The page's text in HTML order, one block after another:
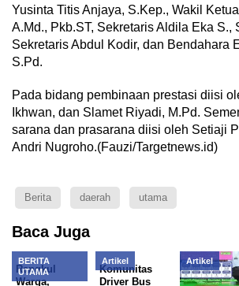
Yusinta Titis Anjaya, S.Kep., Wakil
A.Md., Pkb.ST, Sekretaris Aldila Eka S.,
Sekretaris Abdul Kodir, dan Bendahara
S.Pd.
Pada bidang pembinaan prestasi diisi
Ikhwan, dan Slamet Riyadi, M.Pd.
sarana dan prasarana diisi oleh Setiaji
Andri Nugroho.(Fauzi/Targetnews.id)
Berita daerah utama
Baca Juga
BERITA
UTAMA
Rangkul
Warga,
Artikel
Komunitas
Driver Bus
Artikel